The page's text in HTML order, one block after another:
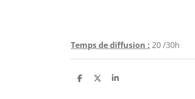
Temps de diffusion : 20 /30h
P
P
P